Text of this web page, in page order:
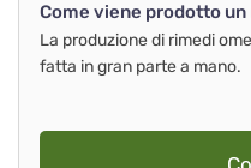
Come viene prodotto
La produzione di rimedi
fatta in gran parte a mano.